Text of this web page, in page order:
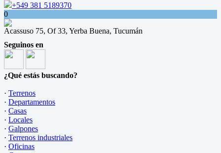
+549 381 5189370
0
Acassuso 75, Of 33, Yerba Buena, Tucumán
Seguinos en
¿Qué estás buscando?
· Terrenos
· Departamentos
· Casas
· Locales
· Galpones
· Terrenos industriales
· Oficinas